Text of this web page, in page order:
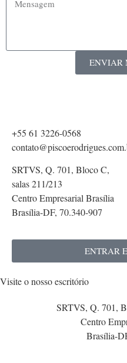
ENVIAR
+55 61 3226-0568
SRTVS, Q. 701, Bloco C,
salas 211/213
Centro Empresarial Brasília
Brasília-DF, 70.340-907
ENTRAR
Visite o nosso escritório
SRTVS, Q. 701,
Centro
Brasília-